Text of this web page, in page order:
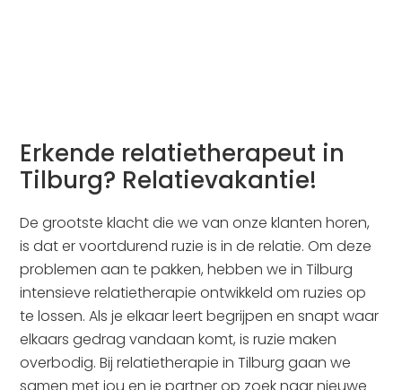
Erkende relatietherapeut in
Tilburg? Relatievakantie!
De grootste klacht die we van onze klanten horen,
is dat er voortdurend ruzie is in de relatie. Om deze
problemen aan te pakken, hebben we in Tilburg
intensieve relatietherapie ontwikkeld om ruzies op
te lossen. Als je elkaar leert begrijpen en snapt waar
elkaars gedrag vandaan komt, is ruzie maken
overbodig. Bij relatietherapie in Tilburg gaan we
samen met jou en je partner op zoek naar nieuwe